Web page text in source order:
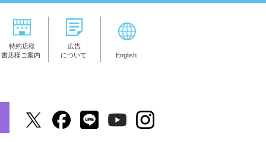
特約店様
書店様ご案内
広告
について
English